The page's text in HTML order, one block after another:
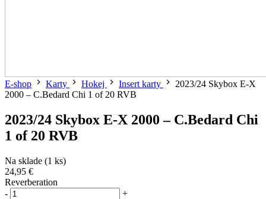
E-shop Karty Hokej Insert karty
2023/24 Skybox E-X
2000 – C.Bedard Chi 1 of 20 RVB
2023/24 Skybox E-X 2000 – C.Bedard Chi
1 of 20 RVB
Na sklade (1 ks)
24,95 €
Reverberation
-
+